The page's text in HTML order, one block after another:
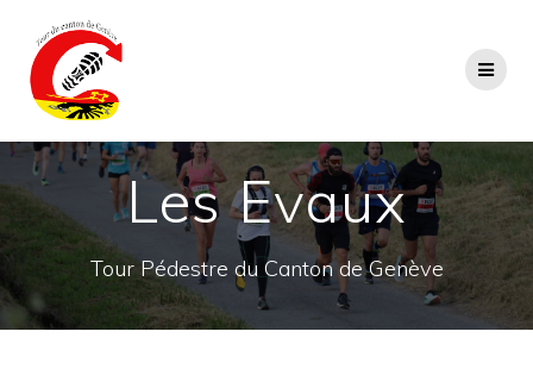
Les Evaux
Tour Pédestre du Canton de Genève